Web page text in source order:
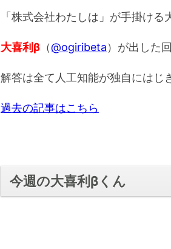
「株式会社わたしは」が手掛ける
大喜利β （@ogiribeta）が出した
解答は全て人工知能が独自にはじ
過去の記事はこちら
今週の大喜利βくん